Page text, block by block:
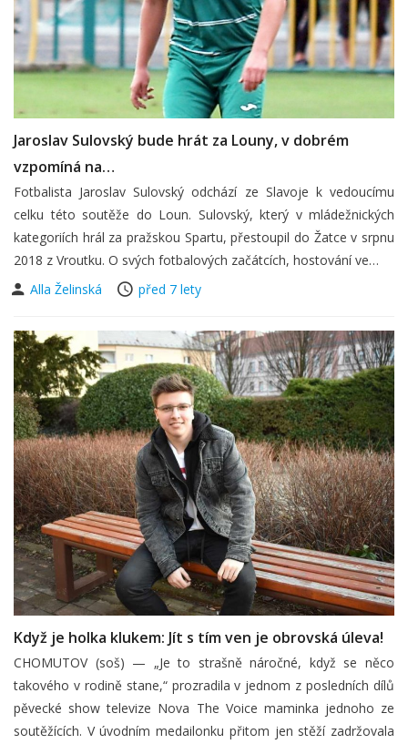
Jaroslav Sulovský bude hrát za Louny, v dobrém
vzpomíná na…
Fotbalista Jaroslav Sulovský odchází ze Slavoje k vedoucímu
celku této soutěže do Loun. Sulovský, který v mládežnických
kategoriích hrál za pražskou Spartu, přestoupil do Žatce v srpnu
2018 z Vroutku. O svých fotbalových začátcích, hostování ve…
Alla Želinská
před 7 lety
Když je holka klukem: Jít s tím ven je obrovská úleva!
CHOMUTOV (soš) — „Je to strašně náročné, když se něco
takového v rodině stane,“ prozradila v jednom z posledních dílů
pěvecké show televize Nova The Voice maminka jednoho ze
soutěžících. V úvodním medailonku přitom jen stěží zadržovala